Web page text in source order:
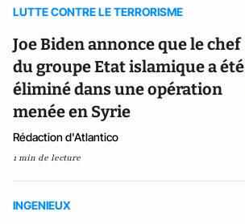
LUTTE CONTRE LE TERRORISME
Joe Biden annonce que le chef
du groupe Etat islamique a été
éliminé dans une opération
menée en Syrie
Rédaction d'Atlantico
1 min de lecture
INGENIEUX